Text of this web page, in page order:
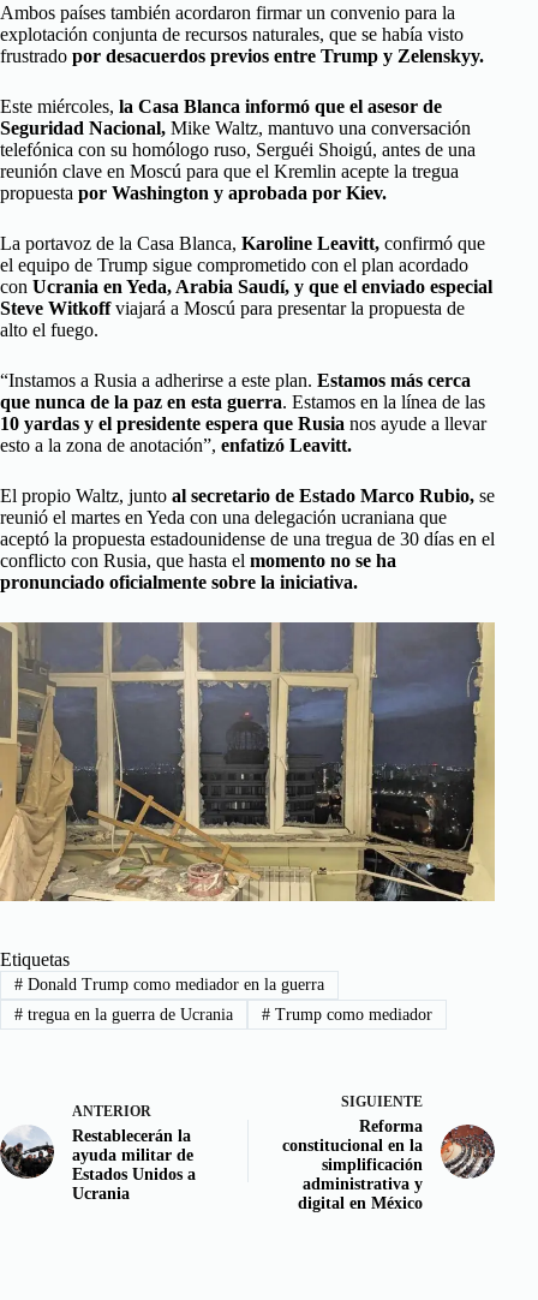
Ambos países también acordaron firmar un convenio para la
explotación conjunta de recursos naturales, que se había visto
frustrado por desacuerdos previos entre Trump y Zelenskyy.
Este miércoles, la Casa Blanca informó que el asesor de
Seguridad Nacional, Mike Waltz, mantuvo una conversación
telefónica con su homólogo ruso, Serguéi Shoigú, antes de una
reunión clave en Moscú para que el Kremlin acepte la tregua
propuesta por Washington y aprobada por Kiev.
La portavoz de la Casa Blanca, Karoline Leavitt, confirmó que
el equipo de Trump sigue comprometido con el plan acordado
con Ucrania en Yeda, Arabia Saudí, y que el enviado especial
Steve Witkoffviajará a Moscú para presentar la propuesta de
alto el fuego.
“Instamos a Rusia a adherirse a este plan. Estamos más cerca
que nunca de la paz en esta guerra. Estamos en la línea de las
10 yardas y el presidente espera que Rusia nos ayude a llevar
esto a la zona de anotación”, enfatizó Leavitt.
El propio Waltz, junto al secretario de Estado Marco Rubio, se
reunió el martes en Yeda con una delegación ucraniana que
aceptó la propuesta estadounidense de una tregua de 30 días en el
conflicto con Rusia, que hasta el momento no se ha
pronunciado oficialmente sobre la iniciativa.
Etiquetas
#Donald Trump como mediador en la guerra
#tregua en la guerra de Ucrania #Trump como mediador
ANTERIOR
Restablecerán la
ayuda militar de
Estados Unidos a
Ucrania
SIGUIENTE
Reforma
constitucional en la
simplificación
administrativa y
digital en México